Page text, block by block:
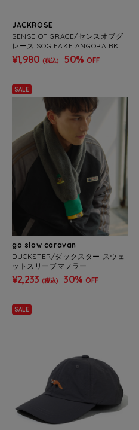
JACKROSE
SENSE OF GRACE/センスオブグ
レース SOG FAKE ANGORA BK H
AT
¥1,980 (税込) 50% OFF
SALE
go slow caravan
DUCKSTER/ダックスター スウェ
ットスリーブマフラー
¥2,233 (税込) 30% OFF
SALE